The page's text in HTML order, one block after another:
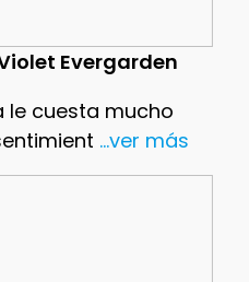
Evergarden
le cuesta mucho
...ver más